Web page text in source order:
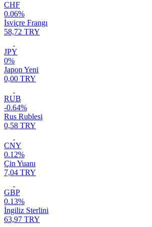
CHF
0.06%
İsviçre Frangı
58,72 TRY
JPY
0%
Japon Yeni
0,00 TRY
RUB
-0.64%
Rus Rublesi
0,58 TRY
CNY
0.12%
Çin Yuanı
7,04 TRY
GBP
0.13%
İngiliz Sterlini
63,97 TRY